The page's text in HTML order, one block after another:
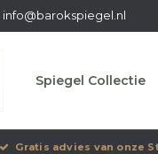
info@barokspiegel.nl
Spiegel Collectie
Gratis advies van onze